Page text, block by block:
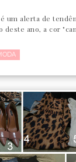
um alerta de
deste ano, a cor